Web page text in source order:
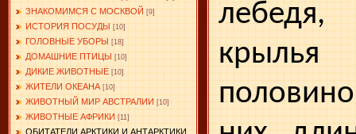
ЗНАКОМИМСЯ С МОСКВОЙ [9]
ИСТОРИЯ ПОСУДЫ [10]
ГОЛОВНЫЕ УБОРЫ [18]
ДОМАШНИЕ ПТИЦЫ [10]
ДИКИЕ ЖИВОТНЫЕ [10]
ЖИТЕЛИ ОКЕАНА [10]
ЖИВОТНЫЙ МИР АВСТРАЛИИ [10]
ЖИВОТНЫЕ АФРИКИ [11]
ОБИТАТЕЛИ АРКТИКИ И АНТАРКТИКИ
лебедя,